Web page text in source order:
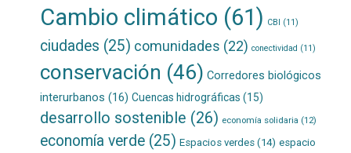
Cambio climático (61) CBI (11)
ciudades (25) comunidades (22) conectividad (11)
conservación (46) Corredores biológicos
interurbanos (16) Cuencas hidrográficas (15)
desarrollo sostenible (26) economía solidaria (12)
economía verde(25) Espacios verdes(14) espacio